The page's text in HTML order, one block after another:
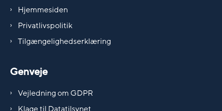
Hjemmesiden
Privatlivspolitik
Tilgængelighedserklæring
Genveje
Vejledning om GDPR